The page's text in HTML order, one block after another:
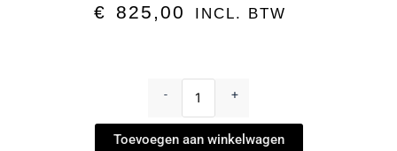
€ 825,00 INCL. BTW
-
Blue
by
+
Toevoegen aan winkelwagen